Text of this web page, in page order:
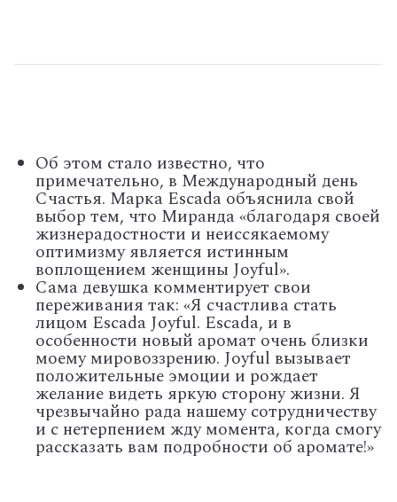
Об этом стало известно, что
примечательно, в Международный день
Счастья. Марка Escada объяснила свой
выбор тем, что Миранда «благодаря своей
жизнерадостности и неиссякаемому
оптимизму является истинным
воплощением женщины Joyful».
Сама девушка комментирует свои
переживания так: «Я счастлива стать
лицом Escada Joyful. Escada, и в
особенности новый аромат очень близки
моему мировоззрению. Joyful вызывает
положительные эмоции и рождает
желание видеть яркую сторону жизни. Я
чрезвычайно рада нашему сотрудничеству
и с нетерпением жду момента, когда смогу
рассказать вам подробности об аромате!»